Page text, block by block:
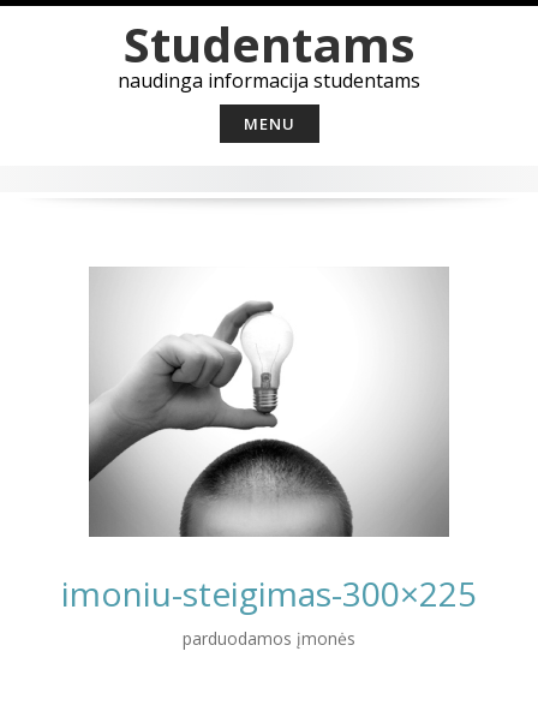
to
content
Studentams
naudinga informacija studentams
MENU
imoniu-steigimas-300×225
parduodamos įmonės